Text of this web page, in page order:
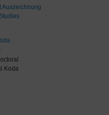
Auszeichnung
Koda